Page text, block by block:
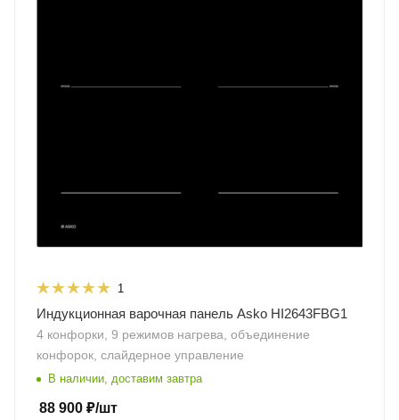
1
Индукционная варочная панель Asko HI2643FBG1
4 конфорки, 9 режимов нагрева, объединение
конфорок, слайдерное управление
В наличии, доставим завтра
88 900 ₽/шт